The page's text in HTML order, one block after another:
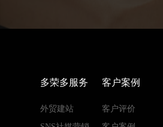
多荣多服务
外贸建站
客户案例
客户评价